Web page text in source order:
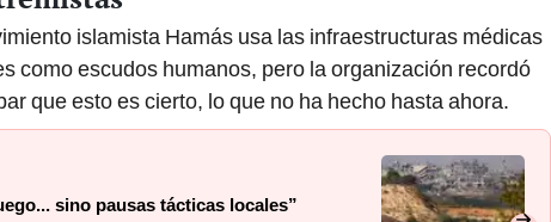
islamista Hamás usa las infraestructuras médicas
como escudos humanos, pero la organización recordó
que esto es cierto, lo que no ha hecho hasta ahora.
sino pausas tácticas locales”